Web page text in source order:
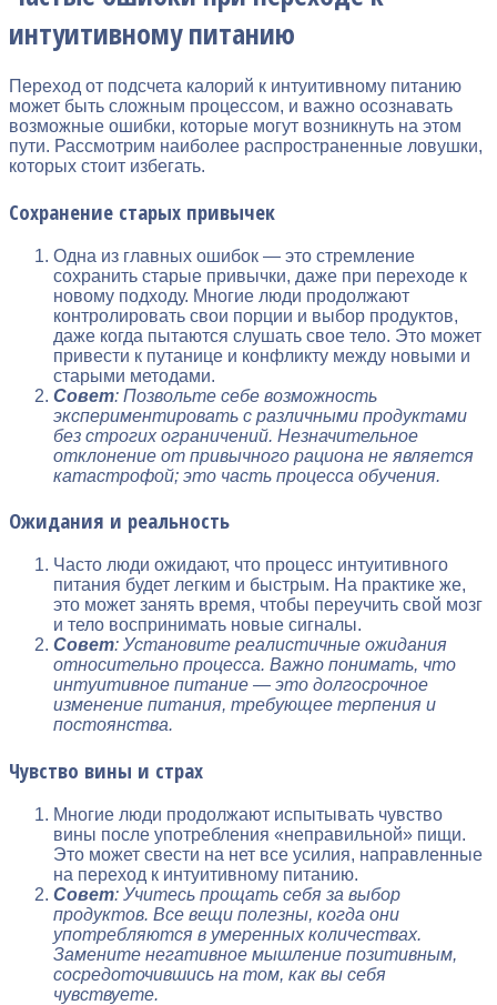
интуитивному питанию
Переход от подсчета калорий к интуитивному питанию
может быть сложным процессом, и важно осознавать
возможные ошибки, которые могут возникнуть на этом
пути. Рассмотрим наиболее распространенные ловушки,
которых стоит избегать.
Сохранение старых привычек
Одна из главных ошибок — это стремление
сохранить старые привычки, даже при переходе к
новому подходу. Многие люди продолжают
контролировать свои порции и выбор продуктов,
даже когда пытаются слушать свое тело. Это может
привести к путанице и конфликту между новыми и
старыми методами.
Совет: Позвольте себе возможность
экспериментировать с различными продуктами
без строгих ограничений. Незначительное
отклонение от привычного рациона не является
катастрофой; это часть процесса обучения.
Ожидания и реальность
Часто люди ожидают, что процесс интуитивного
питания будет легким и быстрым. На практике же,
это может занять время, чтобы переучить свой мозг
и тело воспринимать новые сигналы.
Совет: Установите реалистичные ожидания
относительно процесса. Важно понимать, что
интуитивное питание — это долгосрочное
изменение питания, требующее терпения и
постоянства.
Чувство вины и страх
Многие люди продолжают испытывать чувство
вины после употребления «неправильной» пищи.
Это может свести на нет все усилия, направленные
на переход к интуитивному питанию.
Совет: Учитесь прощать себя за выбор
продуктов. Все вещи полезны, когда они
употребляются в умеренных количествах.
Замените негативное мышление позитивным,
сосредоточившись на том, как вы себя
чувствуете.